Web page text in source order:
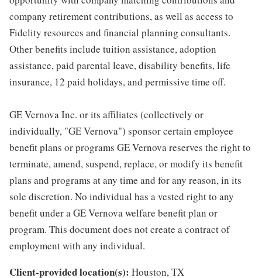
company retirement contributions, as well as access to
Fidelity resources and financial planning consultants.
Other benefits include tuition assistance, adoption
assistance, paid parental leave, disability benefits, life
insurance, 12 paid holidays, and permissive time off.
GE Vernova Inc. or its affiliates (collectively or
individually, "GE Vernova") sponsor certain employee
benefit plans or programs GE Vernova reserves the right to
terminate, amend, suspend, replace, or modify its benefit
plans and programs at any time and for any reason, in its
sole discretion. No individual has a vested right to any
benefit under a GE Vernova welfare benefit plan or
program. This document does not create a contract of
employment with any individual.
Client-provided location(s): Houston, TX